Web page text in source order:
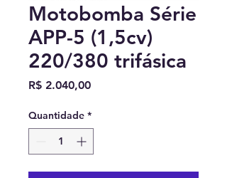
Motobomba Série
APP-5 (1,5cv)
220/380 trifásica
R$ 2.040,00Preço
Quantidade *